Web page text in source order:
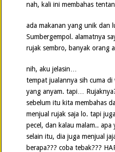
nah, kali ini membahas
ada makanan yang unik dan
Sumbergempol. alamatnya
rujak sembro, banyak orang
nih, aku jelasin…
tempat jualannya sih cuma
yang anyam. tapi…
sebelum itu kita membahas
menjual rujak saja lo. tapi
pecel, dan kalau malam..
selain itu, dia juga menjual
berapa??? coba tebak???